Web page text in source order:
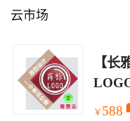
云市场
【长
册通
￥ 588